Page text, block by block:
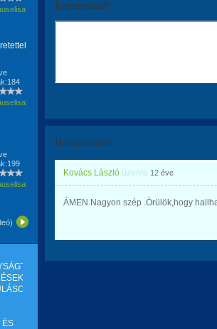
ÉS
Kommentáld!
Hozzászólások
Kovács László üzente 12 éve
ÁMEN.Nagyon szép .Örülök,hogy